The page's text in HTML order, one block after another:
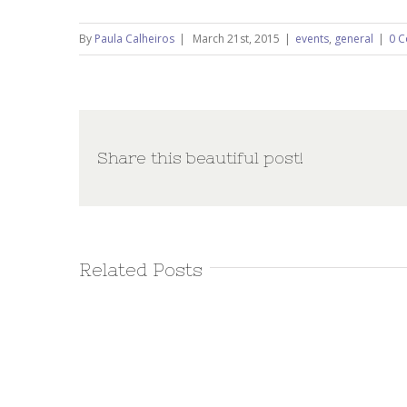
By Paula Calheiros | March 21st, 2015 | events, general | 0
Share this beautiful post!
Related Posts